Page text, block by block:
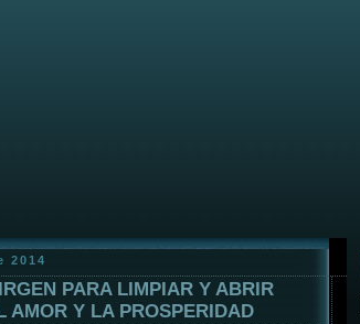
2014
PARA LIMPIAR Y ABRIR
AMOR Y LA PROSPERIDAD